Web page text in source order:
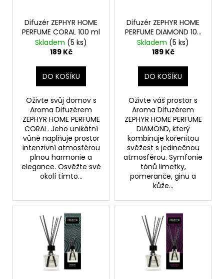
Difuzér ZEPHYR HOME
PERFUME CORAL 100 ml
Skladem (5 ks)
189 Kč
DO KOŠÍKU
Oživte svůj domov s
Aroma Difuzérem
ZEPHYR HOME PERFUME
CORAL. Jeho unikátní
vůně naplňuje prostor
intenzivní atmosférou
plnou harmonie a
elegance. Osvěžte své
okolí tímto...
Difuzér ZEPHYR HOME
PERFUME DIAMOND 100
ml
Skladem (5 ks)
189 Kč
DO KOŠÍKU
Oživte váš prostor s
Aroma Difuzérem
ZEPHYR HOME PERFUME
DIAMOND, který
kombinuje kořenitou
svěžest s jedinečnou
atmosférou. Symfonie
tónů limetky,
pomeranče, ginu a
kůže...
HLEDAT
r